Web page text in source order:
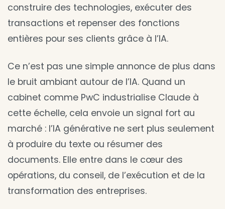
construire des technologies, exécuter des
transactions et repenser des fonctions
entières pour ses clients grâce à l’IA.
Ce n’est pas une simple annonce de plus dans
le bruit ambiant autour de l’IA. Quand un
cabinet comme PwC industrialise Claude à
cette échelle, cela envoie un signal fort au
marché : l’IA générative ne sert plus seulement
à produire du texte ou résumer des
documents. Elle entre dans le cœur des
opérations, du conseil, de l’exécution et de la
transformation des entreprises.